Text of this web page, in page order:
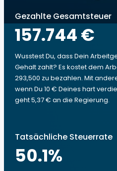
Gezahlte Gesamtsteuer
157.744 €
Wusstest Du, dass Dein
Gehalt zahlt? Es kostet dem
293,500 zu bezahlen. Mit
wenn Du 10 € Deines hart
geht 5,37 € an die Regierung.
Tatsächliche Steuerrate
50.1%